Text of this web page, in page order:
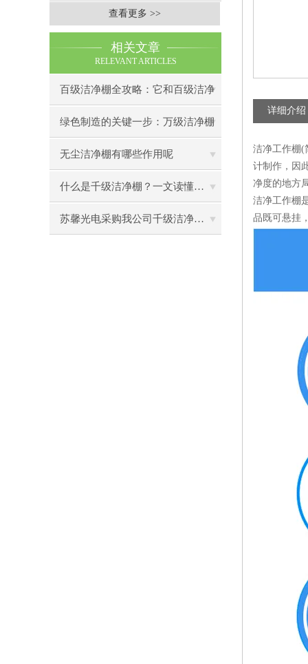
查看更多 >>
相关文章
RELEVANT ARTICLES
百级洁净棚全攻略：它和百级洁净
室到底有什么区别？
绿色制造的关键一步：万级洁净棚
助力环保型半导体产业发展
无尘洁净棚有哪些作用呢
什么是千级洁净棚？一文读懂其结构特点与局部净化优势
苏馨光电采购我公司千级洁净棚普通工作台一批（7月07日）已顺利交货
详细介绍
洁净工作棚(
计制作，因
净度的地方
洁净工作棚
品既可悬挂